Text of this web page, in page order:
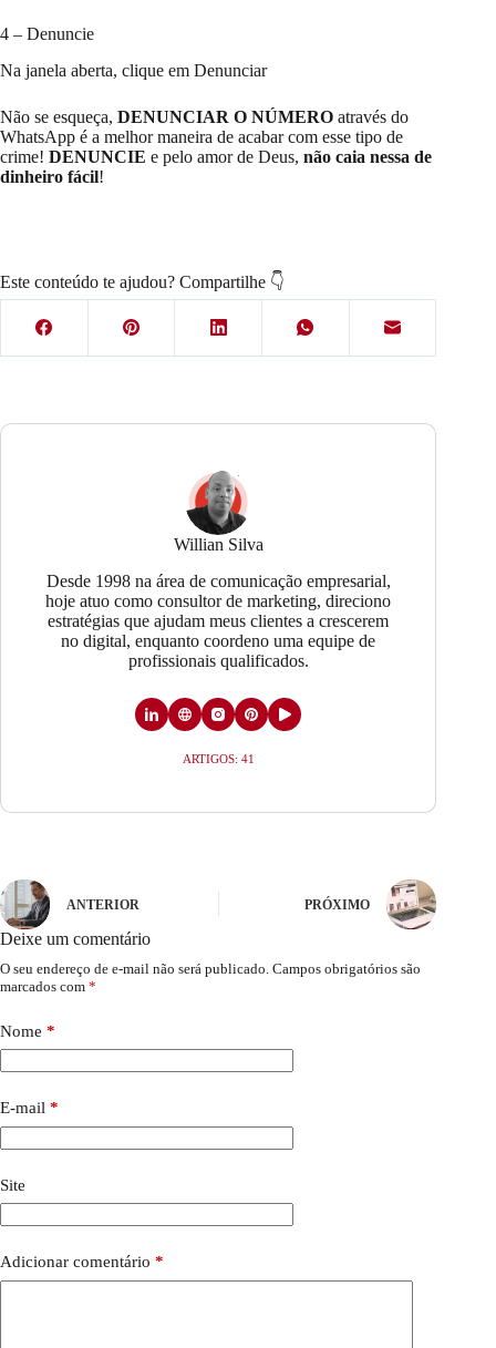
4 – Denuncie
Na janela aberta, clique em Denunciar
Não se esqueça, DENUNCIAR O NÚMERO através do
WhatsApp é a melhor maneira de acabar com esse tipo de
crime! DENUNCIE e pelo amor de Deus, não caia nessa de
dinheiro fácil!
Este conteúdo te ajudou? Compartilhe 👇
Willian Silva
Desde 1998 na área de comunicação empresarial,
hoje atuo como consultor de marketing, direciono
estratégias que ajudam meus clientes a crescerem
no digital, enquanto coordeno uma equipe de
profissionais qualificados.
ARTIGOS: 41
ANTERIOR PRÓXIMO
Deixe um comentário
O seu endereço de e-mail não será publicado. Campos obrigatórios são
marcados com *
Nome *
E-mail *
Site
Adicionar comentário *